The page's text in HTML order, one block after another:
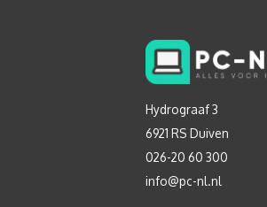
Hydrograaf 3
6921 RS Duiven
026-20 60 300
info@pc-nl.nl